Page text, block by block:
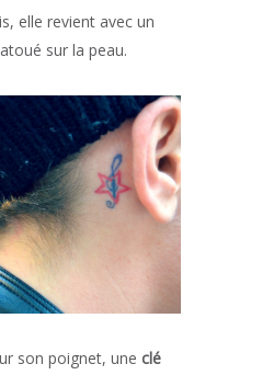
elle revient avec un
sur la peau.
son poignet, une clé